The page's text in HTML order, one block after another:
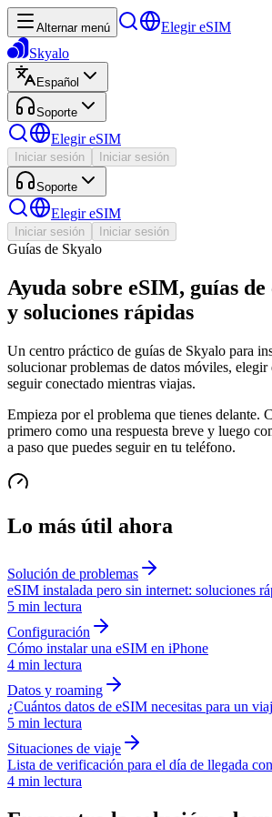
Alternar menú
Elegir eSIM
Skyalo
Español
Soporte
Elegir eSIM
Iniciar sesión Iniciar sesión
Soporte
Elegir eSIM
Iniciar sesión Iniciar sesión
Guías de Skyalo
Ayuda sobre eSIM, guías
y soluciones rápidas
Un centro práctico de guías de Skyalo para
solucionar problemas de datos móviles,
seguir conectado mientras viajas.
Empieza por el problema que tienes delante.
primero como una respuesta breve y luego
a paso que puedes seguir en tu teléfono.
Lo más útil ahora
Solución de problemas
eSIM instalada pero sin internet: soluciones
5 min lectura
Configuración
Cómo instalar una eSIM en iPhone
4 min lectura
Datos y roaming
¿Cuántos datos de eSIM necesitas para un
5 min lectura
Situaciones de viaje
Lista de verificación para el día de llegada
4 min lectura